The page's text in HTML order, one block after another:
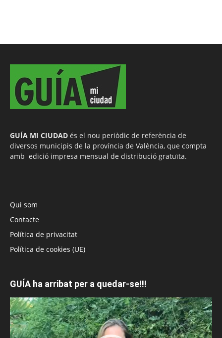
GUÍA MI CIUDAD és el nou periòdic de referència de
diversos municipis de la província de València, que compta
amb edició impresa mensual de distribució gratuïta.
Qui som
Contacte
Política de privacitat
Política de cookies (UE)
GUÍA ha arribat per a quedar-se!!!
Reproductor
de
vídeo